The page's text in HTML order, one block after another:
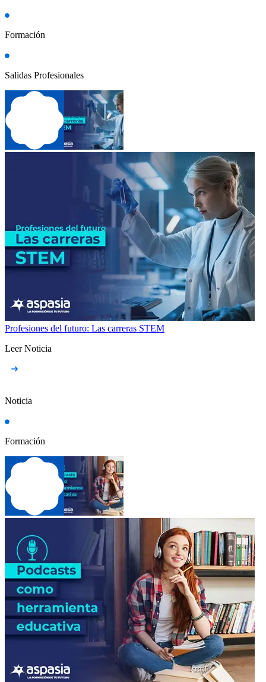
Formación
Salidas Profesionales
Profesiones del futuro: Las carreras STEM
Leer Noticia
Noticia
Formación